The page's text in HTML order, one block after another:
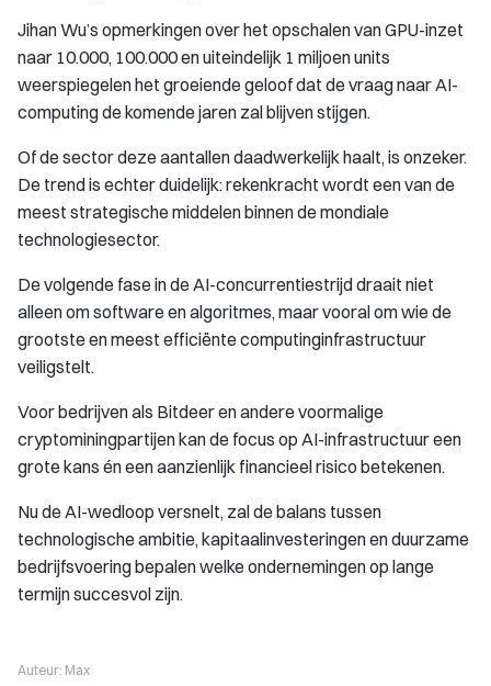
Jihan Wu’s opmerkingen over het opschalen van GPU-inzet
naar 10.000, 100.000 en uiteindelijk 1 miljoen units
weerspiegelen het groeiende geloof dat de vraag naar AI-
computing de komende jaren zal blijven stijgen.
Of de sector deze aantallen daadwerkelijk haalt, is onzeker.
De trend is echter duidelijk: rekenkracht wordt een van de
meest strategische middelen binnen de mondiale
technologiesector.
De volgende fase in de AI-concurrentiestrijd draait niet
alleen om software en algoritmes, maar vooral om wie de
grootste en meest efficiënte computinginfrastructuur
veiligstelt.
Voor bedrijven als Bitdeer en andere voormalige
cryptominingpartijen kan de focus op AI-infrastructuur een
grote kans én een aanzienlijk financieel risico betekenen.
Nu de AI-wedloop versnelt, zal de balans tussen
technologische ambitie, kapitaalinvesteringen en duurzame
bedrijfsvoering bepalen welke ondernemingen op lange
termijn succesvol zijn.
Auteur: Max